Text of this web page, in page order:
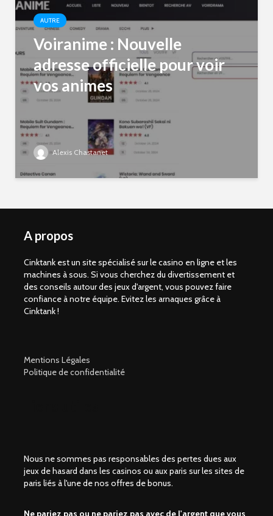
AUTRE
Voiranime : Nouvelle
adresse officielle pour voir
vos animes
Alexis Chastanet
A propos
Cinktank est un site spécialisé sur le casino en ligne et les
machines à sous. Si vous cherchez du divertissement et
des conseils autour des jeux d'argent, vous pouvez faire
confiance à notre équipe. Evitez les arnaques grâce à
Cinktank !
Mentions Légales
Politique de confidentialité
Nous ne sommes pas responsables des pertes dues aux
jeux de hasard dans les casinos ou aux paris sur les sites de
paris liés à l'une de nos offres de bonus.
Ne pariez pas ou ne pariez pas avec de l'argent que vous